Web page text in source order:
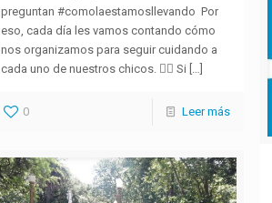
preguntan #comolaestamosllevando Por
eso, cada día les vamos contando cómo
nos organizamos para seguir cuidando a
cada uno de nuestros chicos. 🙋‍♀ Si […]
0 Leer más